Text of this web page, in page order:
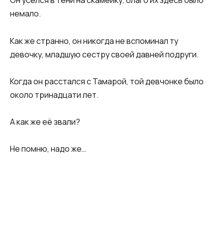
немало.
Как же странно, он никогда не вспоминал ту
девочку, младшую сестру своей давней подруги.
Когда он расстался с Тамарой, той девчонке было
около тринадцати лет.
А как же её звали?
Не помню, надо же…